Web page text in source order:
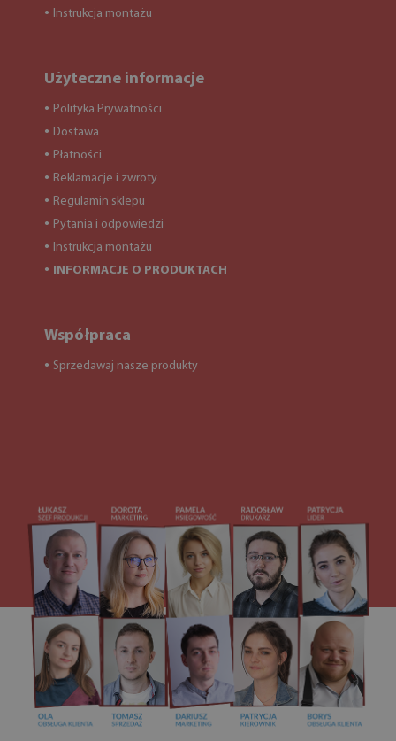
● Instrukcja montażu
Użyteczne informacje
● Polityka Prywatności
● Dostawa
● Płatności
● Reklamacje i zwroty
● Regulamin sklepu
● Pytania i odpowiedzi
● Instrukcja montażu
● INFORMACJE O PRODUKTACH
Współpraca
● Sprzedawaj nasze produkty